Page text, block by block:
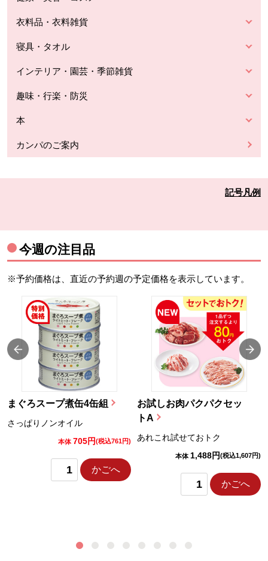
衣料品・衣料雑貨
寝具・タオル
インテリア・園芸・季節雑貨
趣味・行楽・防災
本
カンパのご案内
記号凡例
今週の注目品
※予約価格は、直近の予約週の予定価格を表示しています。
まぐろスープ煮缶4缶組
さっぱりノンオイル
本体 705円(税込761円)
かごへ
お試しお肉パクパクセッ
トA
あれこれ試せておトク
本体 1,488円(税込1,607円)
かごへ